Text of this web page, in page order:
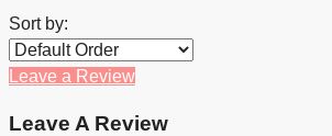
Sort by:
Leave a Review
Leave A Review